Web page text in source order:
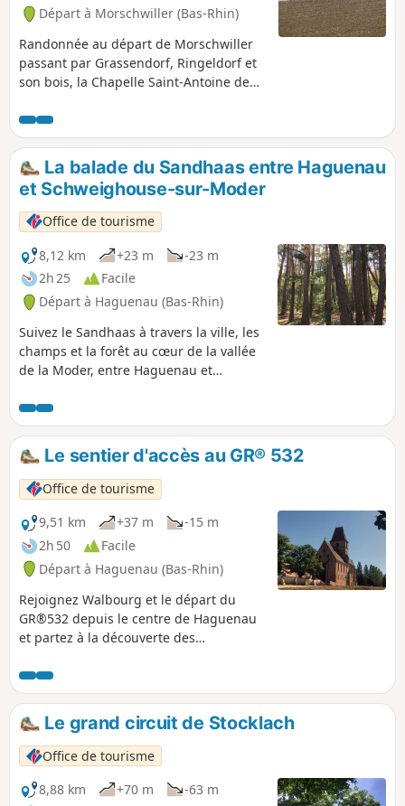
Départ à Morschwiller (Bas-Rhin)
Randonnée au départ de Morschwiller
passant par Grassendorf, Ringeldorf et
son bois, la Chapelle Saint-Antoine de
panoramique.
La balade du Sandhaas entre Haguenau
et Schweighouse-sur-Moder
Office de tourisme
8,12 km
+23 m
-23 m
2h 25
Facile
Départ à Haguenau (Bas-Rhin)
Suivez le Sandhaas à travers la ville, les
champs et la forêt au cœur de la vallée
de la Moder, entre Haguenau et
lièvre de sable – est le surnom qui fut
donné aux Haguenoviens à l’époque où
l’Alsace était sous l’autorité de l’Empire
allemand, à cause de la présence en
grand nombre des lièvres dans cette
partie de la région au sol très
sablonneux.
Le sentier d'accès au GR® 532
Office de tourisme
9,51 km
+37 m
-15 m
2h 50
Facile
Départ à Haguenau (Bas-Rhin)
Rejoignez Walbourg et le départ du
GR®532 depuis le centre de Haguenau
et partez à la découverte des
sentier qui fait partie des chemins de
Saint-Jacques de Compostelle.
Le grand circuit de Stocklach
Office de tourisme
8,88 km
+70 m
-63 m